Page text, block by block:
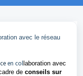
avec le réseau
en col laboration avec
de conseils sur